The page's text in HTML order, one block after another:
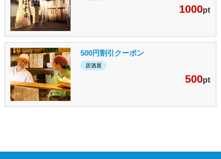
1000pt
500円割引クーポン
居酒屋
500pt